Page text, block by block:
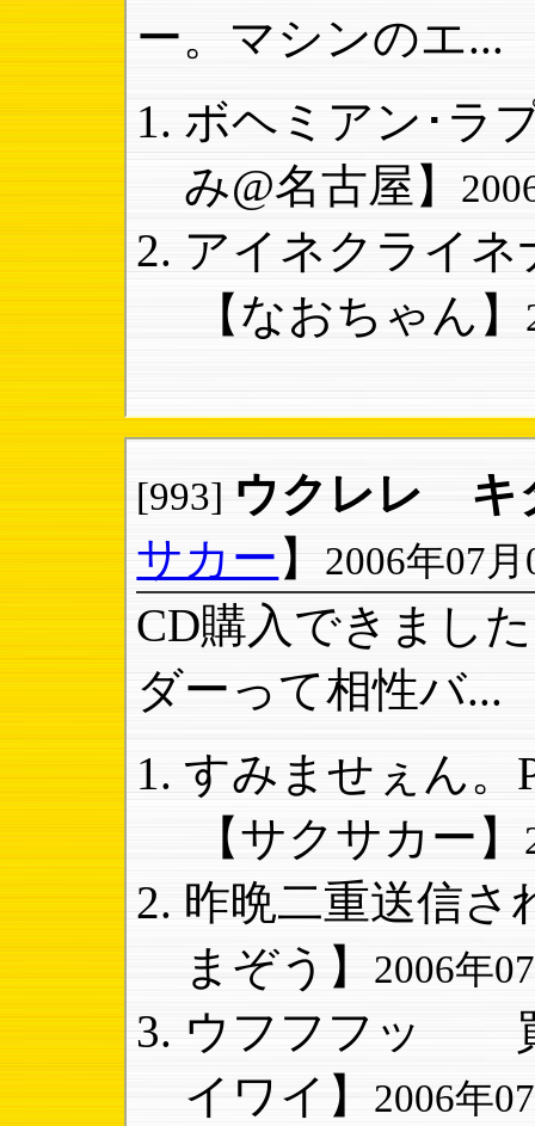
ー。マシンのエ...
ボヘミアン･ラ
み@名古屋】
アイネクライネ
【なおちゃん】
[993] ウクレレ
サカー 】 2006年07
CD購入できまし
ダーって相性バ...
すみませぇん。
【サクサカー】
昨晩二重送信さ
まぞう】
2006年
ウフフフッ
イワイ】
2006年